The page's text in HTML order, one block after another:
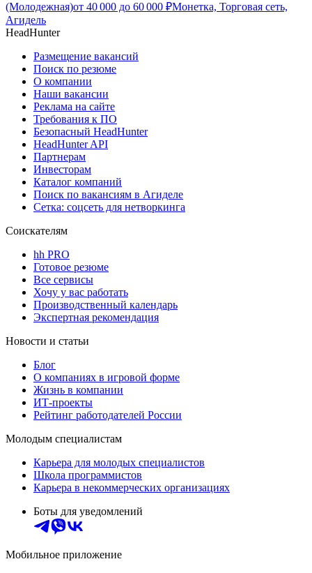
(Молодежная)от 40 000 до 60 000 ₽Монетка, Торговая сеть,
Агидель
HeadHunter
Размещение вакансий
Поиск по резюме
О компании
Наши вакансии
Реклама на сайте
Требования к ПО
Безопасный HeadHunter
HeadHunter API
Партнерам
Инвесторам
Каталог компаний
Поиск по вакансиям в Агиделе
Сетка: соцсеть для нетворкинга
Соискателям
hh PRO
Готовое резюме
Все сервисы
Хочу у вас работать
Производственный календарь
Экспертная рекомендация
Новости и статьи
Блог
О компаниях в игровой форме
Жизнь в компании
ИТ-проекты
Рейтинг работодателей России
Молодым специалистам
Карьера для молодых специалистов
Школа программистов
Карьера в некоммерческих организациях
Боты для уведомлений
Мобильное приложение